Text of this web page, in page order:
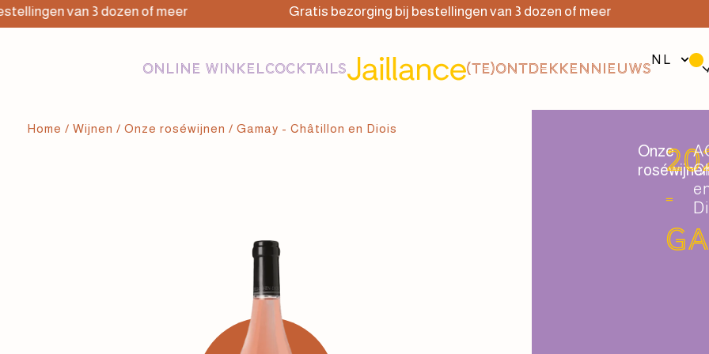
van 3 dozen of meer Gratis bezorging bij bestellingen van 3 dozen of meer
ONLINE WINKELCOCKTAILS (TE)ONTDEKKENNIEUWS NL
Home /Wijnen /Onze roséwijnen / Gamay - Châtillon en Diois
Onze
-